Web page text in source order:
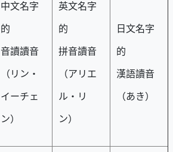
中文名字
的
音讀讀音
（リン・
イーチェ
ン）
英文名字
的
拼音讀音
（アリエ
ル・リ
ン）
日文名字
的
漢語讀音
（あき）